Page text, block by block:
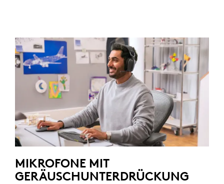
MIKROFONE MIT
GERÄUSCHUNTERDRÜCKUNG